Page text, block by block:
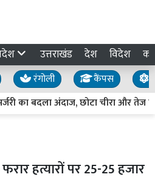
उत्तराखंड देश विदेश
रंगोली कैंपस
का बदला अंदाज, छोटा चीरा और तेज
हत्यारों पर 25-25 हजार